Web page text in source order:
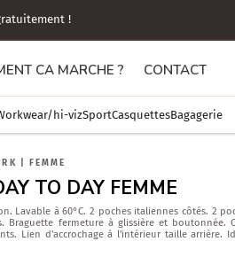
!
CA MARCHE ? CONTACT
hi-vizSportCasquettesBagagerie
FEMME
TO DAY FEMME
Lavable à 60°C. 2 poches italiennes côtés. 2
Braguette fermeture à glissière et boutonnée.
Lien d'accrochage à l'intérieur taille arrière.